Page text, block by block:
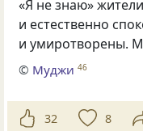
«Я не знаю»
и естественно
и умиротворены.
© Муджи 46
32 8